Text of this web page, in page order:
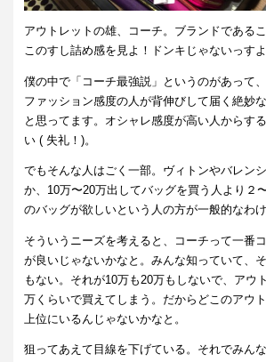
アウトレットの雄、コーチ。ブランドである
このすし詰め感を見よ！ドンキじゃないっすよ
僕の中で「コーチ最強説」というのがあって
ファッション感度の人が背伸びして届く絶妙
と思ってます。オシャレ感度が高い人からす
い ( 失礼！)。
でもそんな人はごく一部。ヴィトンやバレン
か、10万〜20万出してバッグを買う人より２
のバッグが欲しいという人の方が一般的なわけ
そういうニーズを考えると、コーチって一番
が良いじゃないかなと。みんな知っていて、
もない。それが10万も20万もしないで、アウ
万くらいで買えてしまう。だからどこのアウ
上位にいるんじゃないかなと。
狙ってあえて目線を下げている。それでみん